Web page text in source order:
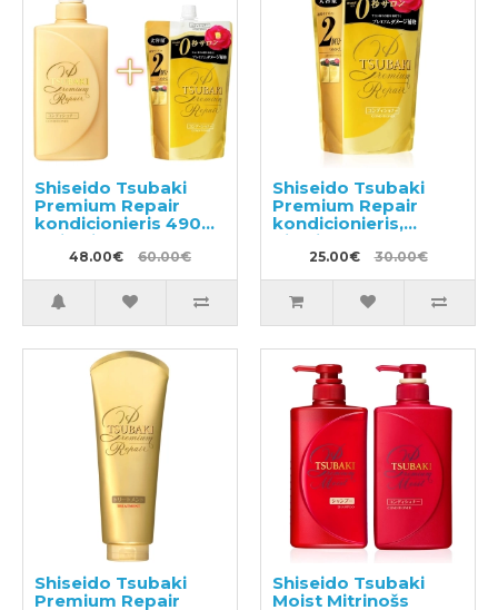
Shiseido Tsubaki
Premium Repair
kondicionieris 490ml
+ pildviela 660ml
48.00€ 60.00€
Shiseido Tsubaki
Premium Repair
kondicionieris,
pildviela 660ml
25.00€ 30.00€
Shiseido Tsubaki
Premium Repair
Shiseido Tsubaki
Moist Mitrinošs